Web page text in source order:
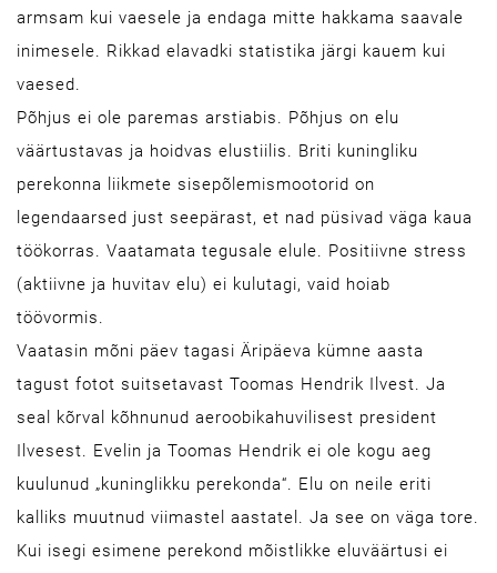
armsam kui vaesele ja endaga mitte hakkama saavale
inimesele. Rikkad elavadki statistika järgi kauem kui
vaesed.
Põhjus ei ole paremas arstiabis. Põhjus on elu
väärtustavas ja hoidvas elustiilis. Briti kuningliku
perekonna liikmete sisepõlemismootorid on
legendaarsed just seepärast, et nad püsivad väga kaua
töökorras. Vaatamata tegusale elule. Positiivne stress
(aktiivne ja huvitav elu) ei kulutagi, vaid hoiab
töövormis.
Vaatasin mõni päev tagasi Äripäeva kümne aasta
tagust fotot suitsetavast Toomas Hendrik Ilvest. Ja
seal kõrval kõhnunud aeroobikahuvilisest president
Ilvesest. Evelin ja Toomas Hendrik ei ole kogu aeg
kuulunud „kuninglikku perekonda“. Elu on neile eriti
kalliks muutnud viimastel aastatel. Ja see on väga tore.
Kui isegi esimene perekond mõistlikke eluväärtusi ei